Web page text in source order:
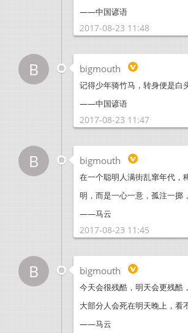
——中国谚语
2017-08-23 11:48
B bigmouth
记得少年骑竹马，转身便是白
——中国谚语
2017-08-23 11:47
B bigmouth
在一个聪明人满街乱窜年代，
明，而是一心一意，孤注一掷
——马云
2017-08-23 11:45
B bigmouth
今天会很残酷，明天会更残酷
大部分人会死在明天晚上，看
——马云